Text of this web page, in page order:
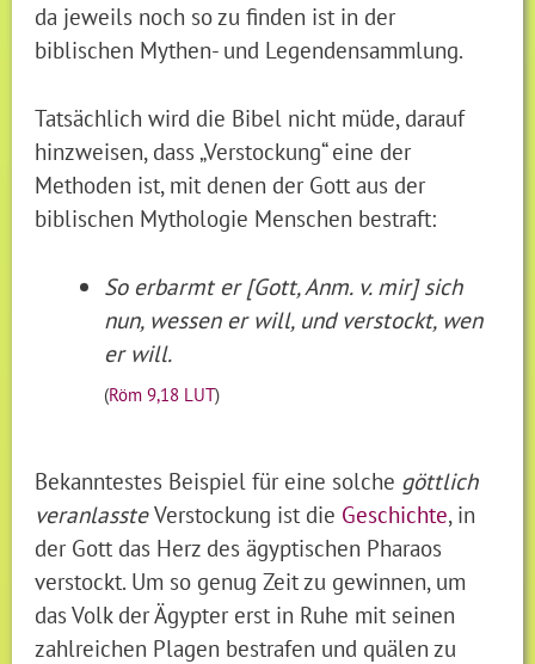
da jeweils noch so zu finden ist in der
biblischen Mythen- und Legendensammlung.
Tatsächlich wird die Bibel nicht müde, darauf
hinzweisen, dass „Verstockung“ eine der
Methoden ist, mit denen der Gott aus der
biblischen Mythologie Menschen bestraft:
So erbarmt er [Gott, Anm. v. mir] sich
nun, wessen er will, und verstockt, wen
er will.
(Röm 9,18 LUT)
Bekanntestes Beispiel für eine solche göttlich
veranlassteVerstockung ist die Geschichte, in
der Gott das Herz des ägyptischen Pharaos
verstockt. Um so genug Zeit zu gewinnen, um
das Volk der Ägypter erst in Ruhe mit seinen
zahlreichen Plagen bestrafen und quälen zu